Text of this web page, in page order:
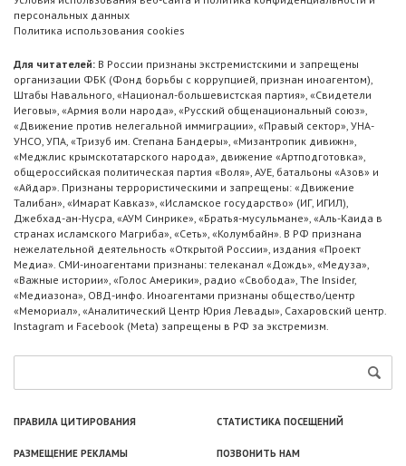
персональных данных
Политика использования cookies
Для читателей: В России признаны экстремистскими и запрещены
организации ФБК (Фонд борьбы с коррупцией, признан иноагентом),
Штабы Навального, «Национал-большевистская партия», «Свидетели
Иеговы», «Армия воли народа», «Русский общенациональный союз»,
«Движение против нелегальной иммиграции», «Правый сектор», УНА-
УНСО, УПА, «Тризуб им. Степана Бандеры», «Мизантропик дивижн»,
«Меджлис крымскотатарского народа», движение «Артподготовка»,
общероссийская политическая партия «Воля», АУЕ, батальоны «Азов» и
«Айдар». Признаны террористическими и запрещены: «Движение
Талибан», «Имарат Кавказ», «Исламское государство» (ИГ, ИГИЛ),
Джебхад-ан-Нусра, «АУМ Синрике», «Братья-мусульмане», «Аль-Каида в
странах исламского Магриба», «Сеть», «Колумбайн». В РФ признана
нежелательной деятельность «Открытой России», издания «Проект
Медиа». СМИ-иноагентами признаны: телеканал «Дождь», «Медуза»,
«Важные истории», «Голос Америки», радио «Свобода», The Insider,
«Медиазона», ОВД-инфо. Иноагентами признаны общество/центр
«Мемориал», «Аналитический Центр Юрия Левады», Сахаровский центр.
Instagram и Facebook (Metа) запрещены в РФ за экстремизм.
ПРАВИЛА ЦИТИРОВАНИЯ СТАТИСТИКА ПОСЕЩЕНИЙ
РАЗМЕЩЕНИЕ РЕКЛАМЫ ПОЗВОНИТЬ НАМ